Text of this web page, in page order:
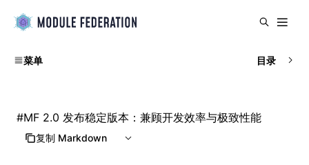
菜单 目录
#MF 2.0 发布稳定版本：兼顾开发效率与极致性能
复制 Markdown